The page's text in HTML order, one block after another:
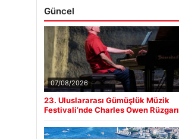
Güncel
07/08/2026
23. Uluslararası Gümüşlük Müzik
Festivali’nde Charles Owen Rüzgarı